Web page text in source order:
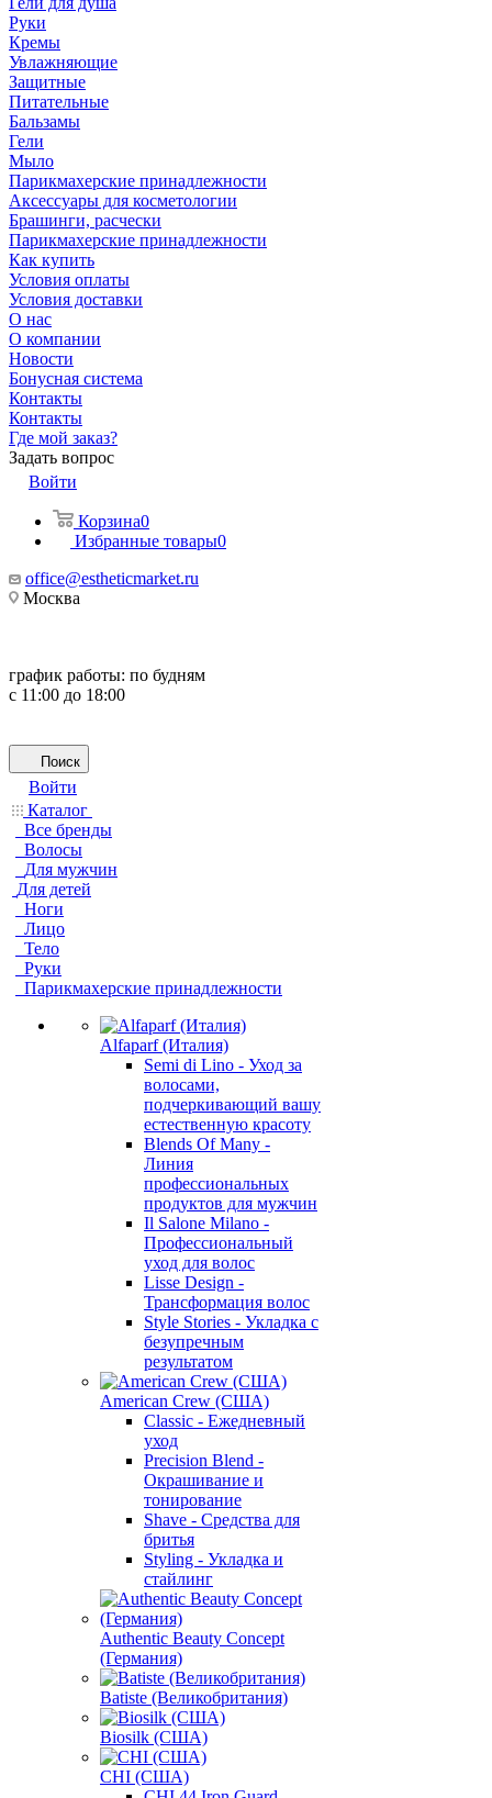
Руки
Кремы
Увлажняющие
Защитные
Питательные
Бальзамы
Гели
Мыло
Парикмахерские принадлежности
Аксессуары для косметологии
Брашинги, расчески
Парикмахерские принадлежности
Как купить
Условия оплаты
Условия доставки
О нас
О компании
Новости
Бонусная система
Контакты
Контакты
Где мой заказ?
Задать вопрос
Войти
Корзина0
Избранные товары0
office@estheticmarket.ru
Москва
график работы: по будням
с 11:00 до 18:00
Поиск
Войти
Каталог
Все бренды
Волосы
Для мужчин
Для детей
Ноги
Лицо
Тело
Руки
Парикмахерские принадлежности
Alfaparf (Италия)
Semi di Lino - Уход за
волосами,
подчеркивающий вашу
естественную красоту
Blends Of Many -
Линия
профессиональных
продуктов для мужчин
Il Salone Milano -
Профессиональный
уход для волос
Lisse Design -
Трансформация волос
Style Stories - Укладка с
безупречным
результатом
American Crew (США)
Classic - Ежедневный
уход
Precision Blend -
Окрашивание и
тонирование
Shave - Средства для
бритья
Styling - Укладка и
стайлинг
Authentic Beauty Concept
(Германия)
Batiste (Великобритания)
Biosilk (США)
CHI (США)